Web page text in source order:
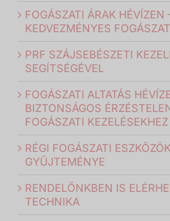
FOGÁSZATI ÁRAK HÉVÍZEN
KEDVEZMÉNYES
PRF SZÁJSEBÉSZETI
SEGÍTSÉGÉVEL
FOGÁSZATI ALTATÁS
BIZTONSÁGOS
FOGÁSZATI KEZELÉSEKHEZ
RÉGI FOGÁSZATI ESZKÖZÖK
GYŰJTEMÉNYE
RENDELŐNKBEN IS
TECHNIKA